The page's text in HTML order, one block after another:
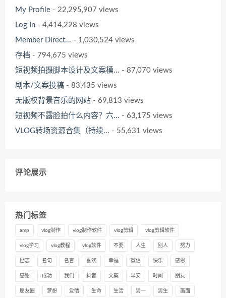
My Profile - 22,295,907 views
Log In - 4,414,228 views
Member Direct... - 1,030,524 views
存档 - 794,675 views
短视频拍摄脚本设计及文案模... - 87,070 views
剧本/文案投稿 - 83,435 views
无版权背景音乐的网站 - 69,813 views
短视频不露脸拍什么内容？六... - 63,175 views
VLOG转场资源合集（持续... - 55,631 views
评论展示
热门标签
amp vlog制作 vlog制作软件 vlog剪辑 vlog剪辑软件
vlog学习 vlog教程 vlog软件 不要 人生 别人 努力
励志 名句 名言 喜欢 幸福 微信 快乐 感恩
感谢 成功 我们 抖音 文案 早安 时间 朋友
朋友圈 梦想 爱情 生命 生活 男一 男生 画面